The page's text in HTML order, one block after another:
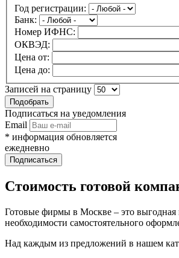
Год регистрации:
Банк:
Номер ИФНС:
ОКВЭД:
Цена от:
Цена до:
Записей на страницу
Подписаться на уведомления
Email
* информация обновляется
ежедневно
Стоимость готовой
Готовые фирмы в Москве – это выгодная
необходимости самостоятельного
Над каждым из предложений в нашем